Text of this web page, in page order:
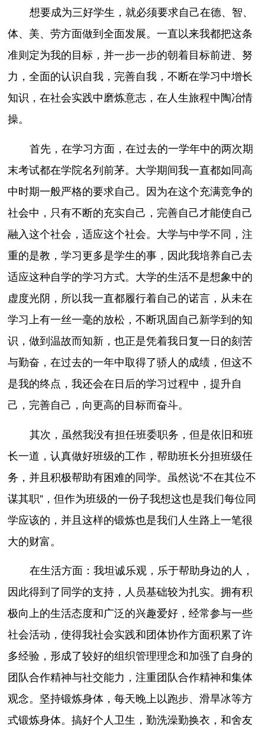
想要成为三好学生，就必须要求自己在德、智、
体、美、劳方面做到全面发展。一直以来我都把这条
准则定为我的目标，并一步一步的朝着目标前进、努
力，全面的认识自我，完善自我，不断在学习中增长
知识，在社会实践中磨炼意志，在人生旅程中陶冶情
操。
首先，在学习方面，在过去的一学年中的两次期
末考试都在学院名列前茅。大学期间我一直都如同高
中时期一般严格的要求自己。因为在这个充满竞争的
社会中，只有不断的充实自己，完善自己才能使自己
融入这个社会，适应这个社会。大学与中学不同，注
重的是教，学习更多是学生的事，因此我培养自己去
适应这种自学的学习方式。大学的生活不是想象中的
虚度光阴，所以我一直都履行着自己的诺言，从未在
学习上有一丝一毫的放松，不断巩固自己新学到的知
识，做到温故而知新，也正是凭着我日复一日的刻苦
与勤奋，在过去的一年中取得了骄人的成绩，但这不
是我的终点，我还会在日后的学习过程中，提升自
己，完善自己，向更高的目标而奋斗。
其次，虽然我没有担任班委职务，但是依旧和班
长一道，认真做好班级的工作，帮助班长分担班级任
务，并且积极帮助有困难的同学。虽然说“不在其位不
谋其职”，但作为班级的一份子我想这也是我们每位同
学应该的，并且这样的锻炼也是我们人生路上一笔很
大的财富。
在生活方面：我坦诚乐观，乐于帮助身边的人，
因此得到了同学的支持，人员基础较为扎实。拥有积
极向上的生活态度和广泛的兴趣爱好，经常参与一些
社会活动，使得我社会实践和团体协作方面积累了许
多经验，形成了较好的组织管理理念和加强了自身的
团队合作精神与社交能力，注重团队合作精神和集体
观念。坚持锻炼身体，每天晚上以跑步、滑旱冰等方
式锻炼身体。搞好个人卫生，勤洗澡勤换衣，和舍友